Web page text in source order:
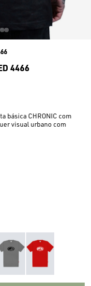
4466
básica CHRONIC com
visual urbano com